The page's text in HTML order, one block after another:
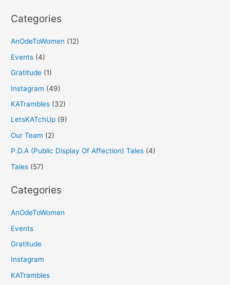
Categories
AnOdeToWomen (12)
Events (4)
Gratitude (1)
Instagram (49)
KATrambles (32)
LetsKATchUp (9)
Our Team (2)
P.D.A (Public Display Of Affection) Tales (4)
Tales (57)
Categories
AnOdeToWomen
Events
Gratitude
Instagram
KATrambles